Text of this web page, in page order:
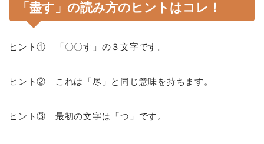
「盡す」の読み方のヒントはコレ！
ヒント① 「〇〇す」の３文字です。
ヒント② これは「尽」と同じ意味を持ちます。
ヒント③ 最初の文字は「つ」です。